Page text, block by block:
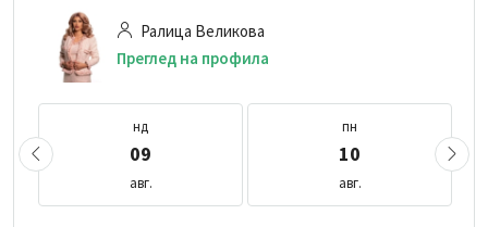
Ралица Великова
Преглед на профила
нд
09
авг.
пн
10
авг.